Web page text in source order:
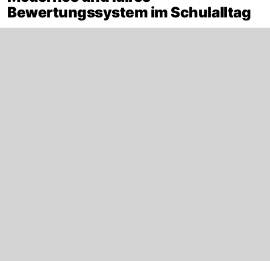
Bewertungssystem im Schulalltag